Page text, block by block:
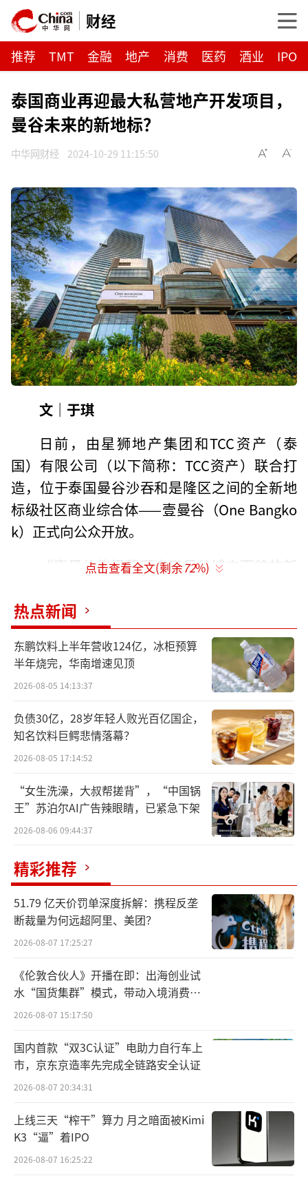
财经
推荐 TMT 金融 地产 消费 医药 酒业 IPO
泰国商业再迎最大私营地产开发项目，
曼谷未来的新地标？
中华网财经 2024-10-29 11:15:50
文｜于琪
日前，由星狮地产集团和TCC资产（泰
国）有限公司（以下简称：TCC资产）联合打
造，位于泰国曼谷沙吞和是隆区之间的全新地
标级社区商业综合体——壹曼谷（One Bangko
k）正式向公众开放。
“壹曼谷的揭幕开启了曼谷城市面貌的新
一，我们将跨国业务组合中各标志性房地产项
目的集体专业知识和经验汇聚于此，打造了兼
具智能、可持续且全面融合的大型社区商业综
合体。”星狮地产集团首席执行官苏华钦表
中华网财经获悉，壹曼谷总投资额达1200
亿泰铢（约32亿美元），占地面积108莱（约4
2.7英亩）。坐落于无线路和拉玛四路交汇的黄
金地段的同时，将零售、工作、休闲和生活融
为一体，其中包括高端写字楼、奢华及时尚酒
店、高档住宅、多元化的零售体验。
值得注意的是，壹曼谷商业区包含三个高
端购物中心，即Parade、The Storeys和POST
1928。其中，Parade和The Storeys于今年10
月25日已开业，POST 1928将于下一阶段开
业。
具体来看，三个零售区域中最大的Parade
占地8.5万平方米，可以为顾客提供各种服饰、
餐饮和娱乐方面的服务；重新定义曼谷现代零
售理念的The Storeys占地3.5万平方米，可以
探索都市街头时尚、专属美妆区和本地美食；P
OST 1928占地4万平方米，为追求奢华生活的
顾客提供精选的高端商店和精致餐饮场所。
“我们的目标是超越传统零售，设计一个
点击查看全文(剩余72%)
热点新闻
东鹏饮料上半年营收124亿，冰柜预算
半年烧完，华南增速见顶
2026-08-05 14:13:37
负债30亿，28岁年轻人败光百亿国企，
知名饮料巨鳄悲情落幕？
2026-08-05 17:14:52
“女生洗澡，大叔帮搓背”，“中国锅
王”苏泊尔AI广告辣眼睛，已紧急下架
2026-08-06 09:44:37
精彩推荐
51.79 亿天价罚单深度拆解：携程反垄
断裁量为何远超阿里、美团？
2026-08-07 17:25:27
《伦敦合伙人》开播在即：出海创业试
水“国货集群”模式，带动入境消费反
向种草
2026-08-07 15:17:50
国内首款“双3C认证”电助力自行车上
市，京东京造率先完成全链路安全认证
2026-08-07 20:34:31
上线三天“榨干”算力 月之暗面被Kimi
K3“逼”着IPO
2026-08-07 16:25:22